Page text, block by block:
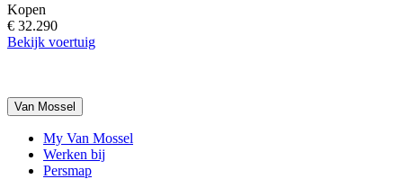
Kopen
€ 32.290
Bekijk voertuig
Van Mossel
My Van Mossel
Werken bij
Persmap